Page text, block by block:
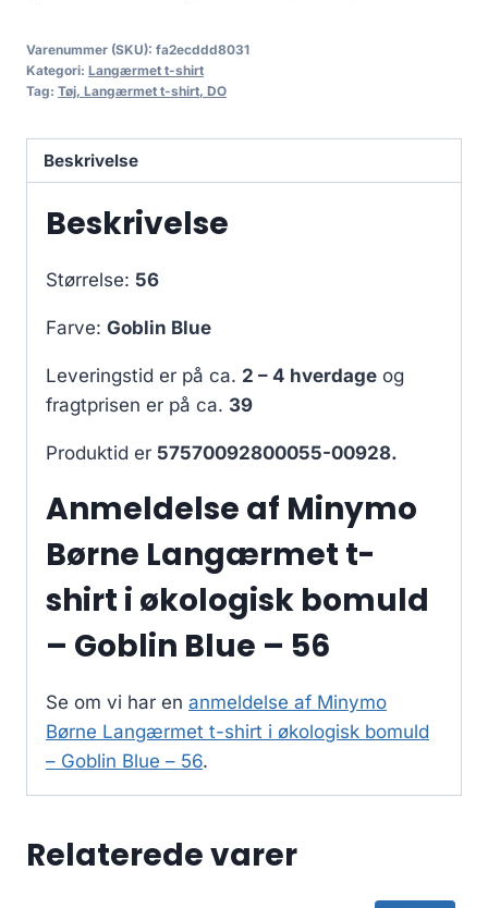
Varenummer (SKU): fa2ecddd8031
Kategori: Langærmet t-shirt
Tag: Tøj, Langærmet t-shirt, DO
Beskrivelse
Beskrivelse
Størrelse: 56
Farve: Goblin Blue
Leveringstid er på ca. 2 – 4 hverdage og
fragtprisen er på ca. 39
Produktid er 57570092800055-00928.
Anmeldelse af Minymo
Børne Langærmet t-
shirt i økologisk bomuld
– Goblin Blue – 56
Se om vi har en anmeldelse af Minymo
Børne Langærmet t-shirt i økologisk bomuld
– Goblin Blue – 56.
Relaterede varer